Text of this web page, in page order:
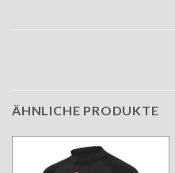
ÄHNLICHE PRODUKTE